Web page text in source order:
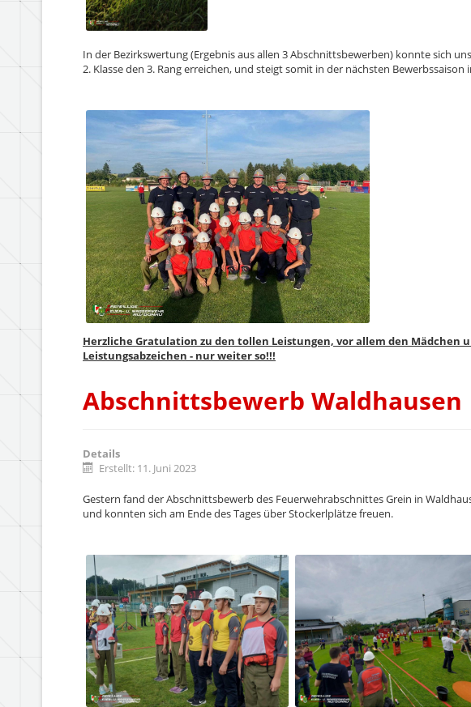
In der Bezirkswertung (Ergebnis aus allen 3 Abschnittsbewerben) konnte sich
2. Klasse den 3. Rang erreichen, und steigt somit in der nächsten Bewerbssaison
Herzliche Gratulation zu den tollen Leistungen, vor allem den
Leistungsabzeichen - nur weiter so!!!
Abschnittsbewerb Waldhausen
Details
Erstellt: 11. Juni 2023
Gestern fand der Abschnittsbewerb des Feuerwehrabschnittes Grein in
und konnten sich am Ende des Tages über Stockerlplätze freuen.